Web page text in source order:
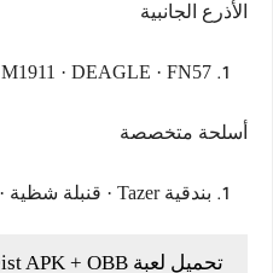
الأذرع الجانبية
M1911 · DEAGLE · FN57
أسلحة متخصصة
بندقية Tazer · قنبلة شظية · قنبلة دخان
تحميل لعبة Rogue Heist APK + OBB